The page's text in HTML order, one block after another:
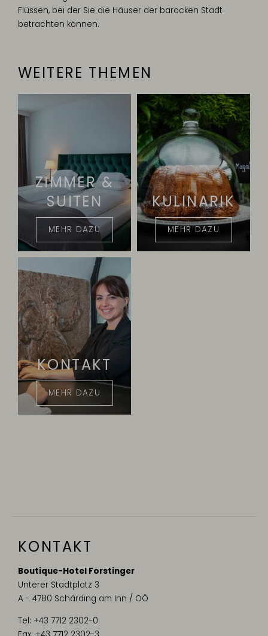
Flüssen, bei der Sie die Häuser der barocken Stadt
betrachten können.
WEITERE THEMEN
ZIMMER &
SUITEN
MEHR DAZU
KULINARIK
MEHR DAZU
KONTAKT
MEHR DAZU
KONTAKT
Boutique-Hotel Forstinger
Unterer Stadtplatz 3
A - 4780 Schärding am Inn / OÖ
Tel: +43 7712 2302-0